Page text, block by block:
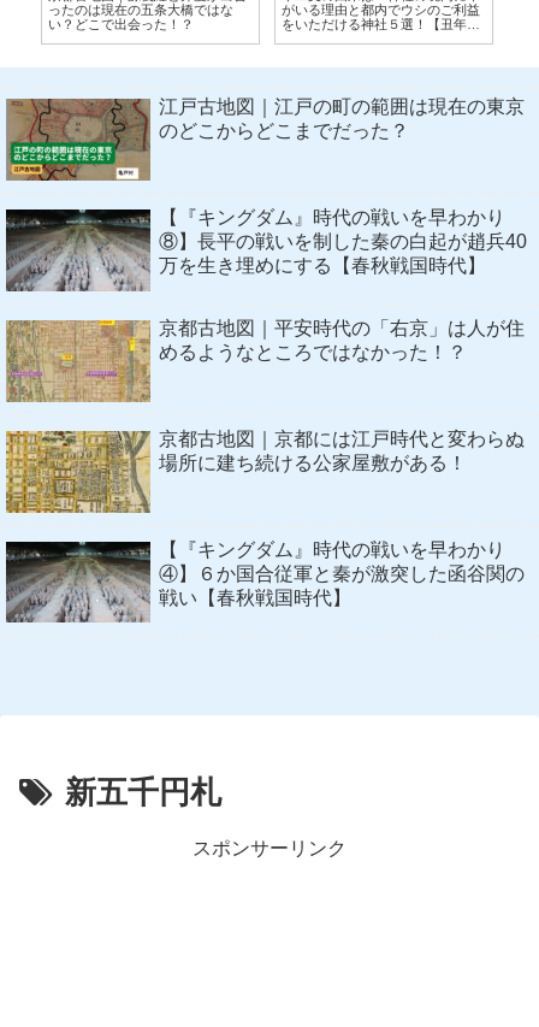
内でウシのご利益
社５選！【丑年生
植物園の歴史は江戸時代の「薬草
園」にはじまる
海の中！埋め立てで誕生
な町
江戸古地図｜江戸の町の範囲は現在の東京
のどこからどこまでだった？
【『キングダム』時代の戦いを早わかり
⑧】長平の戦いを制した秦の白起が趙兵40
万を生き埋めにする【春秋戦国時代】
京都古地図｜平安時代の「右京」は人が住
めるようなところではなかった！？
京都古地図｜京都には江戸時代と変わらぬ
場所に建ち続ける公家屋敷がある！
【『キングダム』時代の戦いを早わかり
④】６か国合従軍と秦が激突した函谷関の
戦い【春秋戦国時代】
新五千円札
スポンサーリンク